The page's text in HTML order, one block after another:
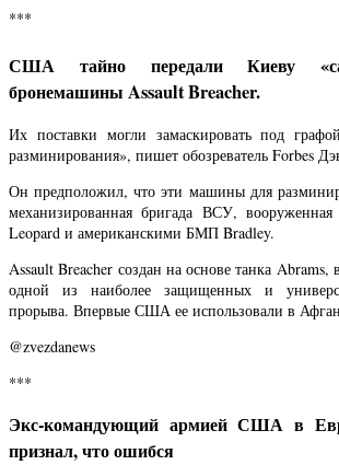
***
США тайно передали Киеву
бронемашины Assault Breacher.
Их поставки могли замаскировать под
разминирования», пишет обозреватель Forbes
Он предположил, что эти машины для
механизированная бригада ВСУ,
Leopard и американскими БМП Bradley.
Assault Breacher создан на основе танка Abrams,
одной из наиболее защищенных и
прорыва. Впервые США ее использовали в
@zvezdanews
***
Экс-командующий армией США в
признал, что ошибся